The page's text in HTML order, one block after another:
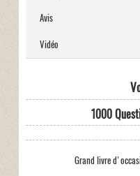
Avis
Vidéo
1000
Grand livre